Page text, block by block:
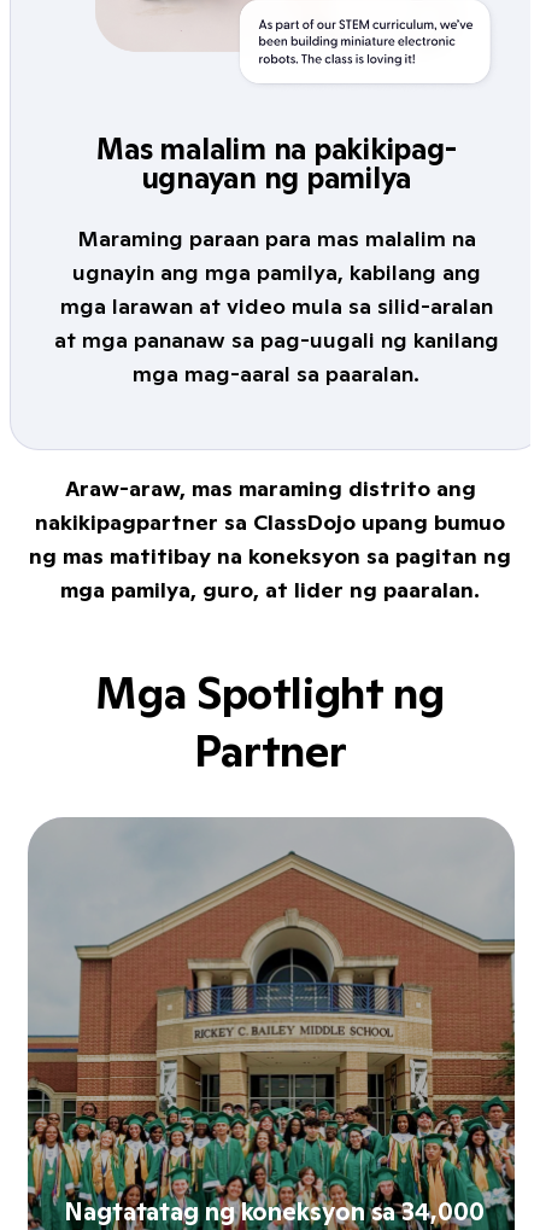
Mas malalim na pakikipag-
ugnayan ng pamilya
Maraming paraan para mas malalim na
ugnayin ang mga pamilya, kabilang ang
mga larawan at video mula sa silid-aralan
at mga pananaw sa pag-uugali ng kanilang
mga mag-aaral sa paaralan.
Araw-araw, mas maraming distrito ang
nakikipagpartner sa ClassDojo upang bumuo
ng mas matitibay na koneksyon sa pagitan ng
mga pamilya, guro, at lider ng paaralan.
Mga Spotlight ng
Partner
Nagtatatag ng koneksyon sa 34,000